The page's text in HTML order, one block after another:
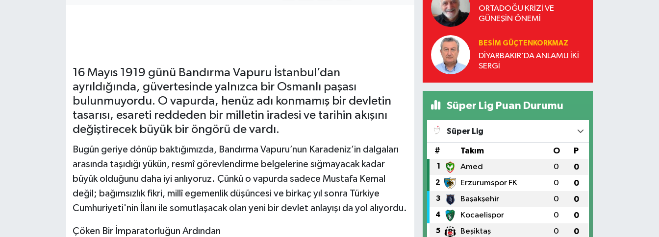
16 Mayıs 1919 günü Bandırma Vapuru İstanbul’dan
ayrıldığında, güvertesinde yalnızca bir Osmanlı paşası
bulunmuyordu. O vapurda, henüz adı konmamış bir devletin
tasarısı, esareti reddeden bir milletin iradesi ve tarihin akışını
değiştirecek büyük bir öngörü de vardı.
Bugün geriye dönüp baktığımızda, Bandırma Vapuru’nun Karadeniz’in dalgaları
arasında taşıdığı yükün, resmî görevlendirme belgelerine sığmayacak kadar
büyük olduğunu daha iyi anlıyoruz. Çünkü o vapurda sadece Mustafa Kemal
değil; bağımsızlık fikri, millî egemenlik düşüncesi ve birkaç yıl sonra Türkiye
Cumhuriyeti'nin İlanı ile somutlaşacak olan yeni bir devlet anlayışı da yol alıyordu.
Çöken Bir İmparatorluğun Ardından
ORTADOĞU KRİZİ VE
GÜNEŞİN ÖNEMİ
BESIM GÜÇTENKORKMAZ
DİYARBAKIR’DA ANLAMLI İKİ
SERGİ
Süper Lig Puan Durumu
Süper Lig
# Takım O P
1 Amed 0 0
2 Erzurumspor FK 0 0
3 Başakşehir 0 0
4 Kocaelispor 0 0
5 Beşiktaş 0 0